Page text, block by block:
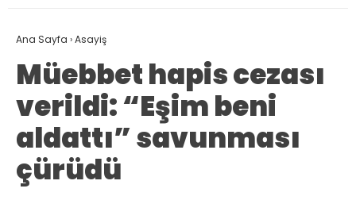
Ana Sayfa ›Asayiş
Müebbet hapis cezası
verildi: “Eşim beni
aldattı” savunması
çürüdü